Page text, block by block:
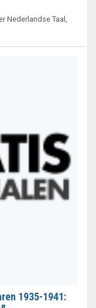
Nederlandse Taal,
1935-1941: